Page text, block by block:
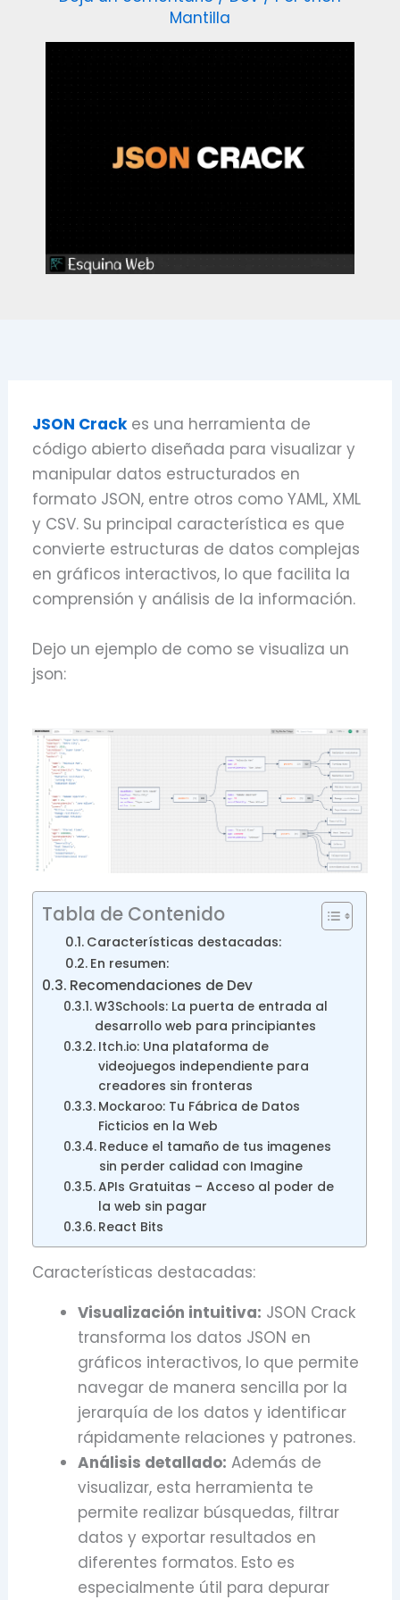
Mantilla
JSON Crack es una herramienta de
código abierto diseñada para visualizar y
manipular datos estructurados en
formato JSON, entre otros como YAML, XML
y CSV. Su principal característica es que
convierte estructuras de datos complejas
en gráficos interactivos, lo que facilita la
comprensión y análisis de la información.
Dejo un ejemplo de como se visualiza un
json:
Tabla de Contenido
Características destacadas:
En resumen:
Recomendaciones de Dev
W3Schools: La puerta de entrada al
desarrollo web para principiantes
Itch.io: Una plataforma de
videojuegos independiente para
creadores sin fronteras
Mockaroo: Tu Fábrica de Datos
Ficticios en la Web
Reduce el tamaño de tus imagenes
sin perder calidad con Imagine
APIs Gratuitas – Acceso al poder de
la web sin pagar
React Bits
Características destacadas:
Visualización intuitiva: JSON Crack
transforma los datos JSON en
gráficos interactivos, lo que permite
navegar de manera sencilla por la
jerarquía de los datos y identificar
rápidamente relaciones y patrones.
Análisis detallado: Además de
visualizar, esta herramienta te
permite realizar búsquedas, filtrar
datos y exportar resultados en
diferentes formatos. Esto es
especialmente útil para depurar